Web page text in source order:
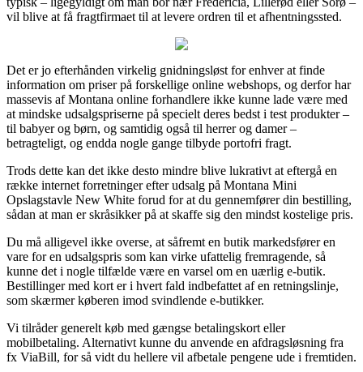
vil blive at få fragtfirmaet til at levere ordren til et afhentningssted.
Det er jo efterhånden virkelig gnidningsløst for enhver at finde
information om priser på forskellige online webshops, og derfor har
massevis af Montana online forhandlere ikke kunne lade være med
at mindske udsalgspriserne på specielt deres bedst i test produkter –
til babyer og børn, og samtidig også til herrer og damer –
betragteligt, og endda nogle gange tilbyde portofri fragt.
Trods dette kan det ikke desto mindre blive lukrativt at eftergå en
række internet forretninger efter udsalg på Montana Mini
Opslagstavle New White forud for at du gennemfører din bestilling,
sådan at man er skråsikker på at skaffe sig den mindst kostelige pris.
Du må alligevel ikke overse, at såfremt en butik markedsfører en
vare for en udsalgspris som kan virke ufattelig fremragende, så
kunne det i nogle tilfælde være en varsel om en uærlig e-butik.
Bestillinger med kort er i hvert fald indbefattet af en retningslinje,
som skærmer køberen imod svindlende e-butikker.
Vi tilråder generelt køb med gængse betalingskort eller
mobilbetaling. Alternativt kunne du anvende en afdragsløsning fra
fx ViaBill, for så vidt du hellere vil afbetale pengene ude i fremtiden.